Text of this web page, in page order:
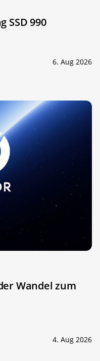
SSD 990
6. Aug 2026
Wandel zum
4. Aug 2026